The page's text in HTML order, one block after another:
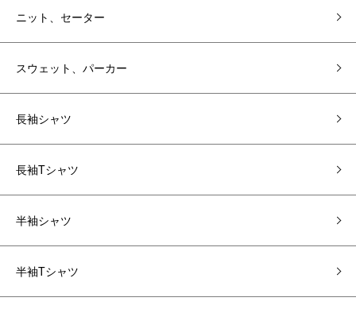
ニット、セーター
スウェット、パーカー
長袖シャツ
長袖Tシャツ
半袖シャツ
半袖Tシャツ